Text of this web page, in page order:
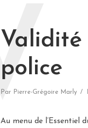
Validité
police
Par Pierre-Grégoire Marly
V
Au menu de l’Essentiel